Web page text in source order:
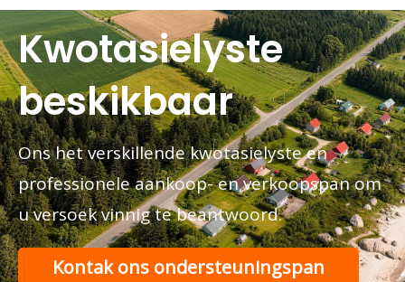
Kwotasielyste
beskikbaar
Ons het verskillende kwotasielyste en
professionele aankoop- en verkoopspan om
u versoek vinnig te beantwoord.
Kontak ons ​​ondersteuningspan